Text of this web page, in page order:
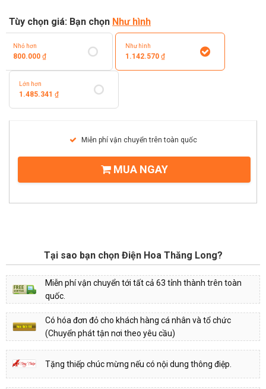
Tùy chọn giá: Bạn chọn Như hình
Nhỏ hơn
800.000 ₫
Như hình
1.142.570₫
Lớn hơn
1.485.341 ₫
Miễn phí vận chuyển trên toàn quốc
MUA NGAY
Tại sao bạn chọn Điện Hoa Thăng Long?
Miễn phí vận chuyển tới tất cả 63 tỉnh thành trên toàn
quốc.
Có hóa đơn đỏ cho khách hàng cá nhân và tổ chức
(Chuyển phát tận nơi theo yêu cầu)
Tặng thiếp chúc mừng nếu có nội dung thông điệp.